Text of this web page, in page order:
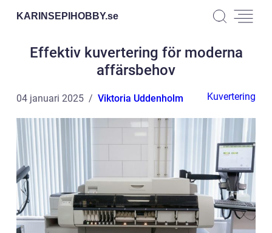
KARINSEPIHOBBY.se
Effektiv kuvertering för moderna
affärsbehov
04 januari 2025 Viktoria Uddenholm Kuvertering